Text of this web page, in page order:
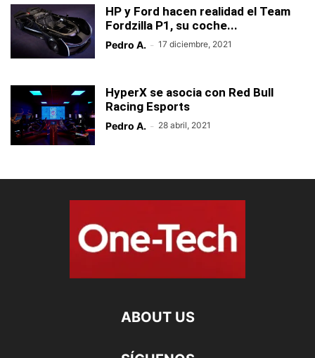
HP y Ford hacen realidad el Team
Fordzilla P1, su coche...
Pedro A. - 17 diciembre, 2021
HyperX se asocia con Red Bull
Racing Esports
Pedro A. - 28 abril, 2021
ABOUT US